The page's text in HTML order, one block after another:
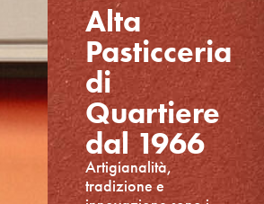
Alta
Pasticceria
di
Quartiere
dal 1966
Artigianalità,
tradizione e